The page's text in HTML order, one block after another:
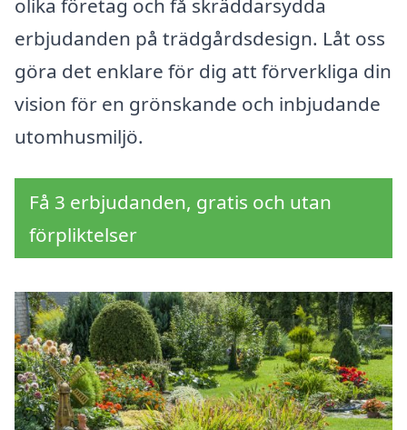
olika företag och få skräddarsydda
erbjudanden på trädgårdsdesign. Låt oss
göra det enklare för dig att förverkliga din
vision för en grönskande och inbjudande
utomhusmiljö.
Få 3 erbjudanden, gratis och utan
förpliktelser